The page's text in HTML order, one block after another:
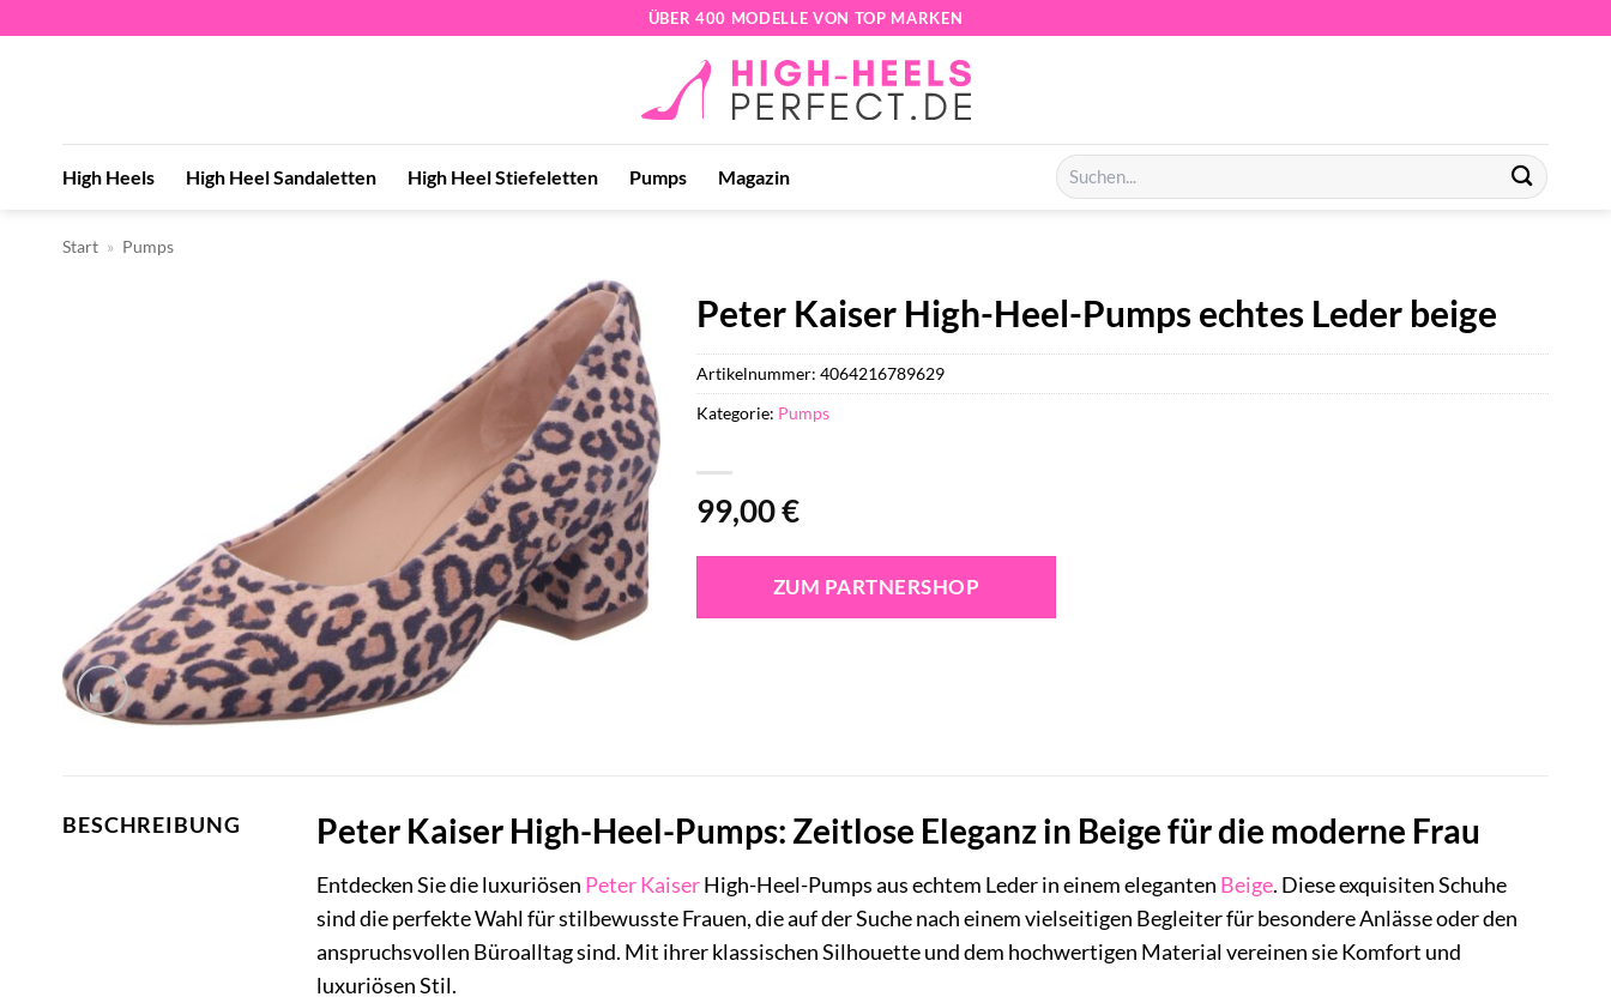
ÜBER 400 MODELLE VON TOP MARKEN
High Heels High Heel Sandaletten High Heel Stiefeletten Pumps Magazin
Suchen
nach:
Start » Pumps
Peter Kaiser High-Heel-Pumps echtes Leder beige
99,00€
ZUM PARTNERSHOP
Artikelnummer:4064216789629
Kategorie: Pumps
BESCHREIBUNG Peter Kaiser High-Heel-Pumps: Zeitlose Eleganz in Beige für die moderne Frau
Entdecken Sie die luxuriösen Peter KaiserHigh-Heel-Pumps aus echtem Leder in einem eleganten Beige. Diese exquisiten Schuhe
sind die perfekte Wahl für stilbewusste Frauen, die auf der Suche nach einem vielseitigen Begleiter für besondere Anlässe oder den
anspruchsvollen Büroalltag sind. Mit ihrer klassischen Silhouette und dem hochwertigen Material vereinen sie Komfort und
luxuriösen Stil.